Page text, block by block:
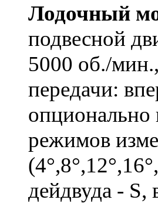
Лодочный
подвесной
5000 об./
передачи:
режимов
дейдвуда - S,